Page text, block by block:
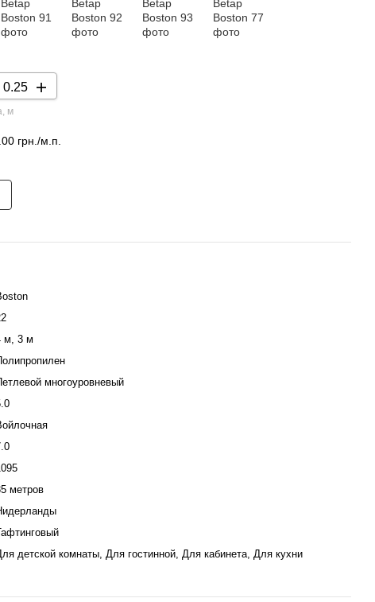
м
грн./м.п.
м, 3 м
многоуровневый
метров
детской комнаты, Для гостинной, Для кабинета, Для кухни